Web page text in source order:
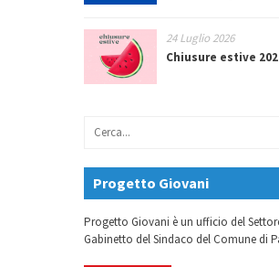
24 Luglio 2026
Chiusure estive
Progetto Giovani
Progetto Giovani è un ufficio del
Gabinetto del Sindaco del Comune di